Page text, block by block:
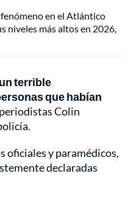
en el Atlántico
niveles más altos en 2026,
terrible
que habían
Colin
oficiales y paramédicos,
declaradas